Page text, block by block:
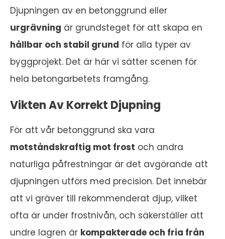
Djupningen av en betonggrund eller
urgrävning är grundsteget för att skapa en
hållbar och stabil grund för alla typer av
byggprojekt. Det är här vi sätter scenen för
hela betongarbetets framgång.
Vikten Av Korrekt Djupning
För att vår betonggrund ska vara
motståndskraftig mot frost och andra
naturliga påfrestningar är det avgörande att
djupningen utförs med precision. Det innebär
att vi gräver till rekommenderat djup, vilket
ofta är under frostnivån, och säkerställer att
undre lagren är kompakterade och fria från